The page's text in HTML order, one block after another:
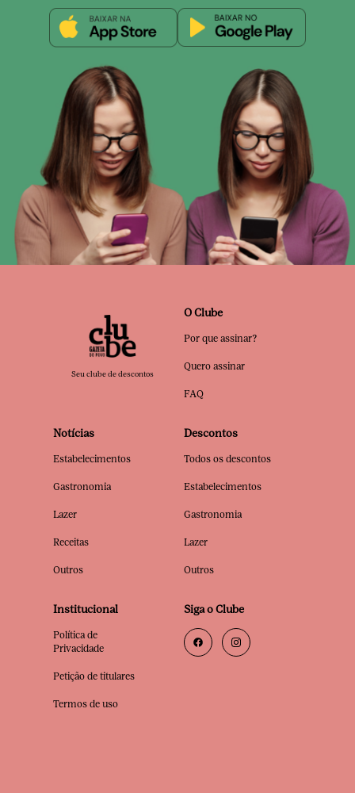
Seu clube de descontos
O Clube
Por que assinar?
Quero assinar
FAQ
Notícias
Estabelecimentos
Gastronomia
Lazer
Receitas
Outros
Descontos
Todos os descontos
Estabelecimentos
Gastronomia
Lazer
Outros
Institucional
Política de
Privacidade
Petição de titulares
Termos de uso
Siga o Clube